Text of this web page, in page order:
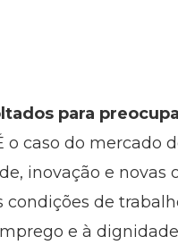
para
o caso do mercado
inovação e novas
condições de
e à